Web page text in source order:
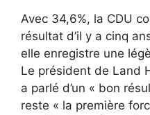
Avec 34,6%, la CDU
résultat d’il y a cinq
elle enregistre une
Le président de Land
a parlé d’un « bon
reste « la première